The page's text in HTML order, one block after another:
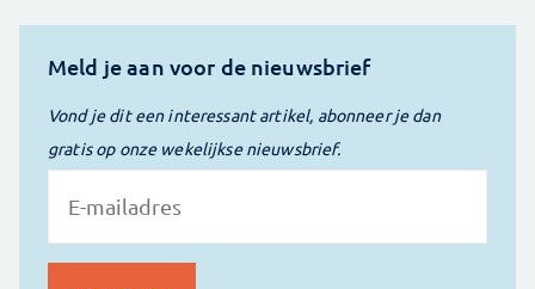
Meld je aan voor de nieuwsbrief
Vond je dit een interessant artikel, abonneer je dan
gratis op onze wekelijkse nieuwsbrief.